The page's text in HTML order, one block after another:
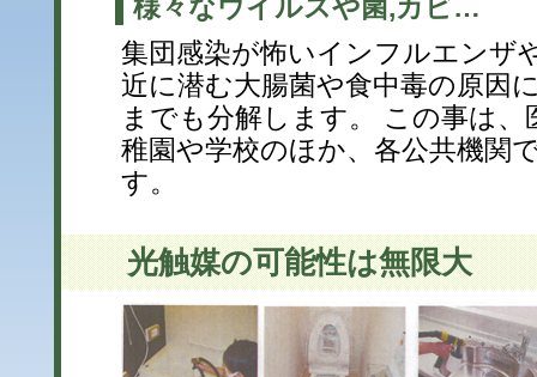
様々なウイルスや菌,カビ…
集団感染が怖いインフルエンザ
近に潜む大腸菌や食中毒の原因
までも分解します。 この事は、
稚園や学校のほか、各公共機関
す。
光触媒の可能性は無限大